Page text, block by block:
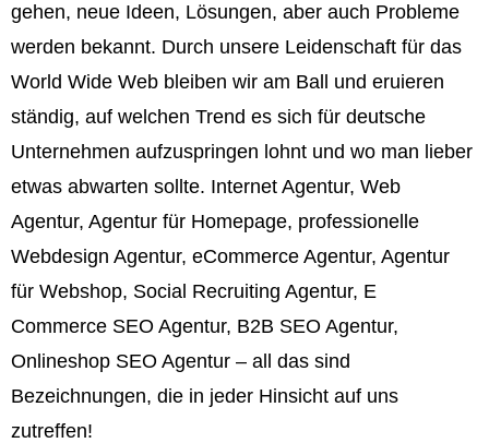
gehen, neue Ideen, Lösungen, aber auch Probleme
werden bekannt. Durch unsere Leidenschaft für das
World Wide Web bleiben wir am Ball und eruieren
ständig, auf welchen Trend es sich für deutsche
Unternehmen aufzuspringen lohnt und wo man lieber
etwas abwarten sollte. Internet Agentur, Web
Agentur, Agentur für Homepage, professionelle
Webdesign Agentur, eCommerce Agentur, Agentur
für Webshop, Social Recruiting Agentur, E
Commerce SEO Agentur, B2B SEO Agentur,
Onlineshop SEO Agentur – all das sind
Bezeichnungen, die in jeder Hinsicht auf uns
zutreffen!